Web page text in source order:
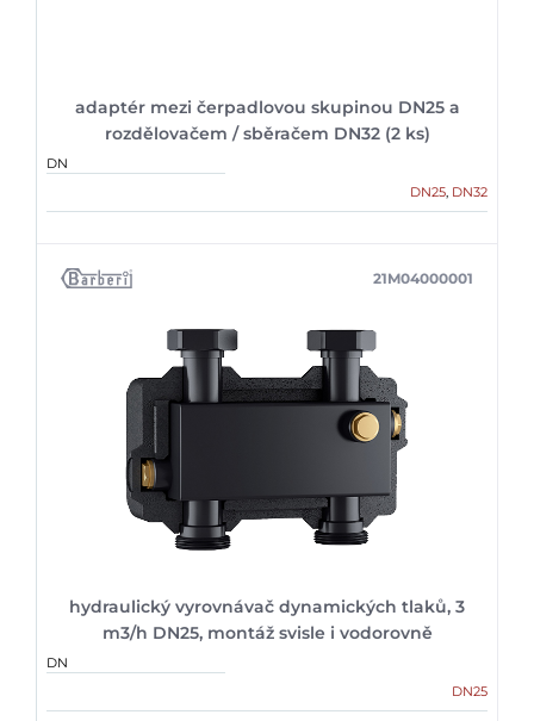
adaptér mezi čerpadlovou skupinou DN25 a
rozdělovačem / sběračem DN32 (2 ks)
DN
DN25, DN32
hydraulický vyrovnávač dynamických tlaků, 3
m3/h DN25, montáž svisle i vodorovně
21M04000001
DN
DN25